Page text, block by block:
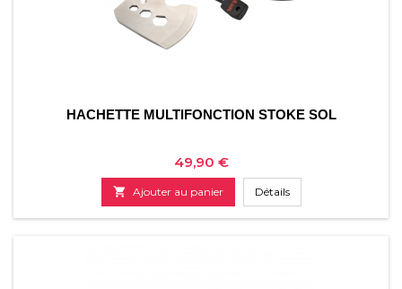
HACHETTE MULTIFONCTION STOKE SOL
Prix
49,90 €
 Ajouter au panier Détails